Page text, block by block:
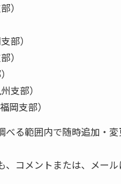
）
部）
）
支部）
岡支部）
る範囲内で随時追加・
、コメントまたは、メール